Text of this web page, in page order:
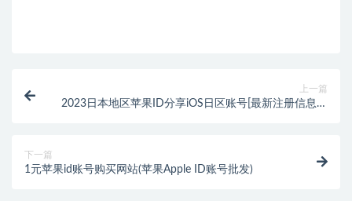
上一篇
2023日本地区苹果ID分享iOS日区账号[最新注册信息共
下一篇
1元苹果id账号购买网站(苹果Apple ID账号批发)